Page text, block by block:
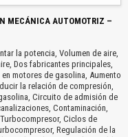
MECÁNICA AUTOMOTRIZ –
la potencia, Volumen de aire,
Dos fabricantes principales,
motores de gasolina, Aumento
la relación de compresión,
Circuito de admisión de
Contaminación,
Ciclos de
Regulación de la